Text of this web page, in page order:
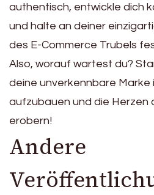
authentisch, entwickle dich
und halte an deiner
des E-Commerce Trubels
Also, worauf wartest du?
deine unverkennbare Marke
aufzubauen und die Herzen
erobern!
Andere